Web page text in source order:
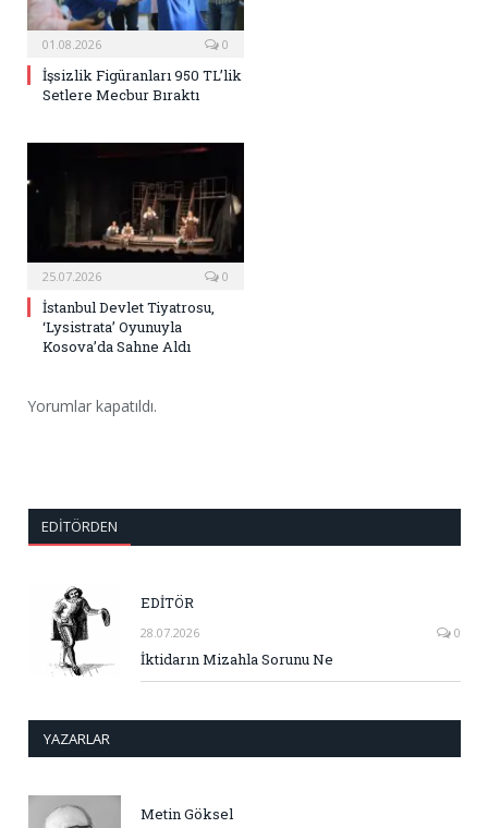
01.08.2026 0
İşsizlik Figüranları 950 TL’lik
Setlere Mecbur Bıraktı
25.07.2026 0
İstanbul Devlet Tiyatrosu,
‘Lysistrata’ Oyunuyla
Kosova’da Sahne Aldı
Yorumlar kapatıldı.
EDITÖRDEN
EDİTÖR
28.07.2026 0
İktidarın Mizahla Sorunu Ne
YAZARLAR
Metin Göksel